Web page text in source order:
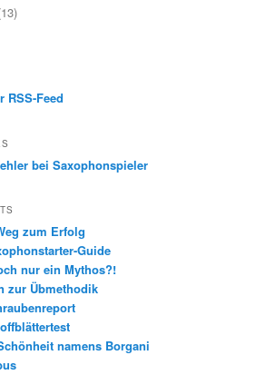
RSS-Feed
bei Saxophonspieler
zum Erfolg
Guide
nur ein Mythos?!
zur Übmethodik
namens Borgani